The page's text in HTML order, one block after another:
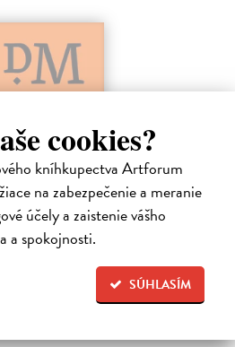
cookies?
kníhkupectva Artforum
na zabezpečenie a meranie
účely a zaistenie vášho
a spokojnosti.
SÚHLASÍM
(1718-1776) a jeho
pokračuje v mapovaní
našej kultúre. Františkán Dominik